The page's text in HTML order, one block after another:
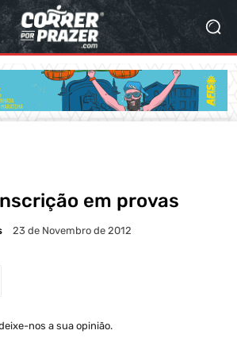
em provas
23 de Novembro de 2012
nos a sua opinião.